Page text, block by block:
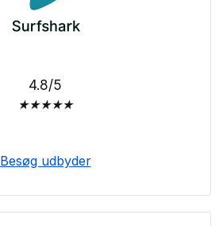
4.8/5
★★★★★
Besøg udbyder